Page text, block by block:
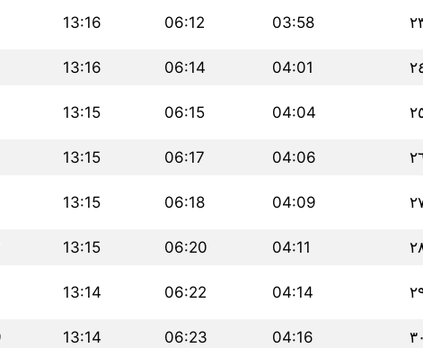
03:58
06:12
13:16
04:01
06:14
13:16
04:04
06:15
13:15
04:06
06:17
13:15
04:09
06:18
13:15
04:11
06:20
13:15
04:14
06:22
13:14
٣٠ 04:16
06:23
13:14